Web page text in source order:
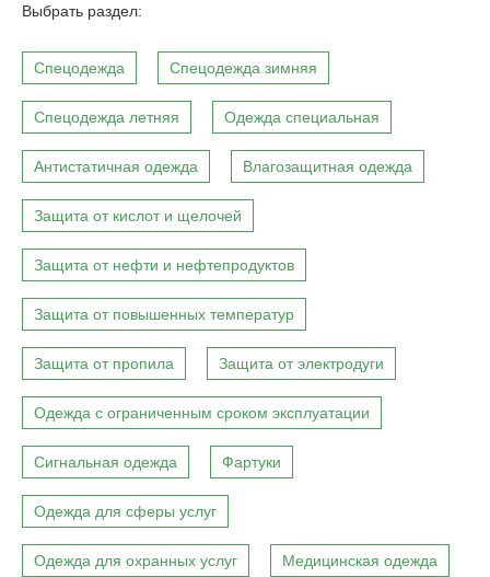
Выбрать раздел:
Спецодежда Спецодежда зимняя
Спецодежда летняя Одежда специальная
Антистатичная одежда Влагозащитная одежда
Защита от кислот и щелочей
Защита от нефти и нефтепродуктов
Защита от повышенных температур
Защита от пропила Защита от электродуги
Одежда с ограниченным сроком эксплуатации
Сигнальная одежда Фартуки
Одежда для сферы услуг
Одежда для охранных услуг Медицинская одежда